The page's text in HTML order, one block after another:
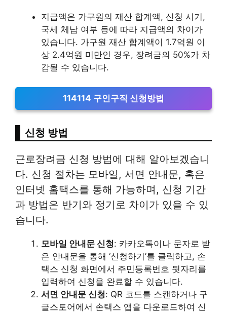
지급액은 가구원의 재산 합계액, 신청 시기,
국세 체납 여부 등에 따라 지급액의 차이가
있습니다. 가구원 재산 합계액이 1.7억원 이
상 2.4억원 미만인 경우, 장려금의 50%가 차
감될 수 있습니다.
114114 구인구직 신청방법
신청 방법
근로장려금 신청 방법에 대해 알아보겠습니
다. 신청 절차는 모바일, 서면 안내문, 혹은
인터넷 홈택스를 통해 가능하며, 신청 기간
과 방법은 반기와 정기로 차이가 있을 수 있
습니다.
모바일 안내문 신청: 카카오톡이나 문자로 받
은 안내문을 통해 ‘신청하기’를 클릭하고, 손
택스 신청 화면에서 주민등록번호 뒷자리를
입력하여 신청을 완료할 수 있습니다.
서면 안내문 신청: QR 코드를 스캔하거나 구
글스토어에서 손택스 앱을 다운로드하여 신